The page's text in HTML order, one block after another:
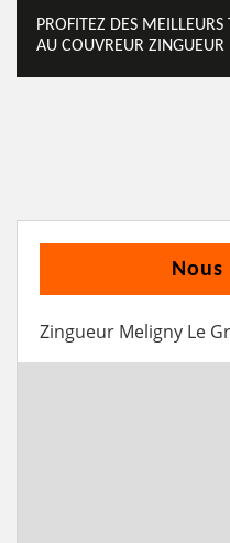
PROFITEZ DES
AU COUVREUR ZINGUEUR
Zingueur Meligny Le